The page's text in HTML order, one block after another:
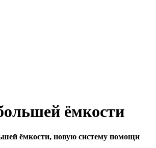
ёмкости
ёмкости, новую систему помощи